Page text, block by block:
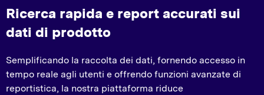
Ricerca rapida e report accurati sui
dati di prodotto
Semplificando la raccolta dei dati, fornendo accesso in
tempo reale agli utenti e offrendo funzioni avanzate di
reportistica, la nostra piattaforma riduce